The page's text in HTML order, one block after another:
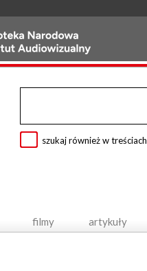
szukaj również w treściach
filmy artykuły